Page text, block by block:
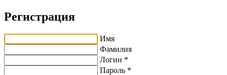
Регистрация
Имя
Фамилия
Логин *
Пароль *